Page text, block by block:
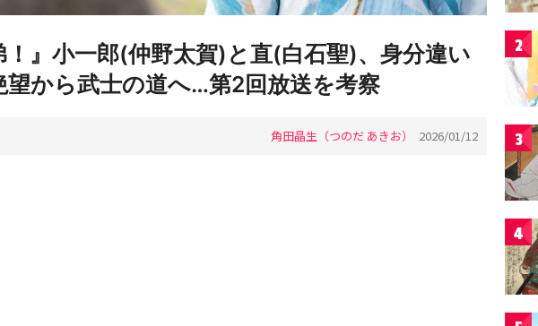
！』小一郎(仲野太賀)と直(白石聖)、身分違い
望から武士の道へ…第2回放送を考察
角田晶生（つのだ あきお） 2026/01/12
2
3
4